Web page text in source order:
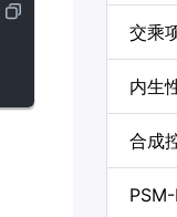
交乘
内生
合成